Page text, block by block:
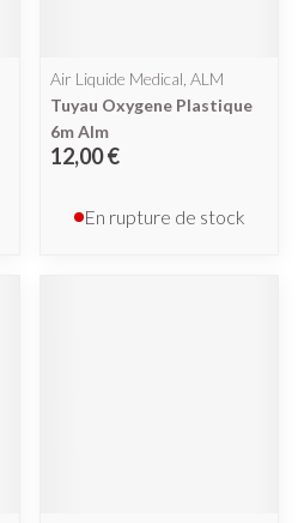
Air Liquide Medical, ALM
Tuyau Oxygene Plastique
6m Alm
12,00 €
En rupture de stock